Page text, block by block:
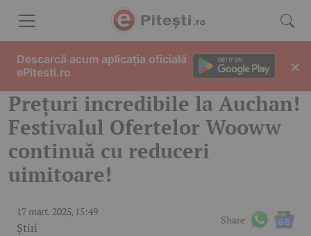
Prețuri incredibile la Auchan!
Festivalul Ofertelor Wooww
continuă cu reduceri
uimitoare!
17 mart. 2025, 15:49
Știri
Share
Descarcă acum aplicația oficială
ePitesti.ro
×